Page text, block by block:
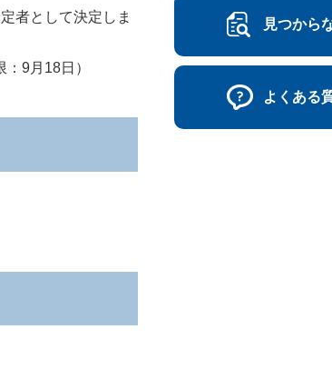
者として決定しま
9月18日）
見つから
よくある